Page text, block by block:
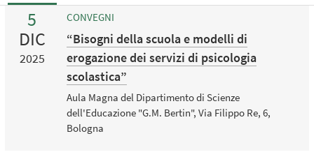
5
DIC
2025
CONVEGNI
“Bisogni della scuola e modelli di
erogazione dei servizi di psicologia
scolastica”
Aula Magna del Dipartimento di Scienze
dell'Educazione "G.M. Bertin", Via Filippo Re, 6,
Bologna